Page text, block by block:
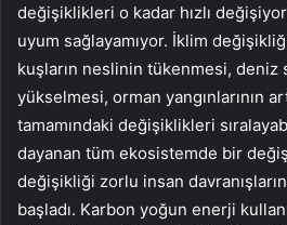
değişiklikleri o kadar hızlı
uyum sağlayamıyor. İklim
kuşların neslinin tükenmesi, deniz
yükselmesi, orman yangınlarının
tamamındaki değişiklikleri
dayanan tüm ekosistemde bir
değişikliği zorlu insan
başladı. Karbon yoğun enerji